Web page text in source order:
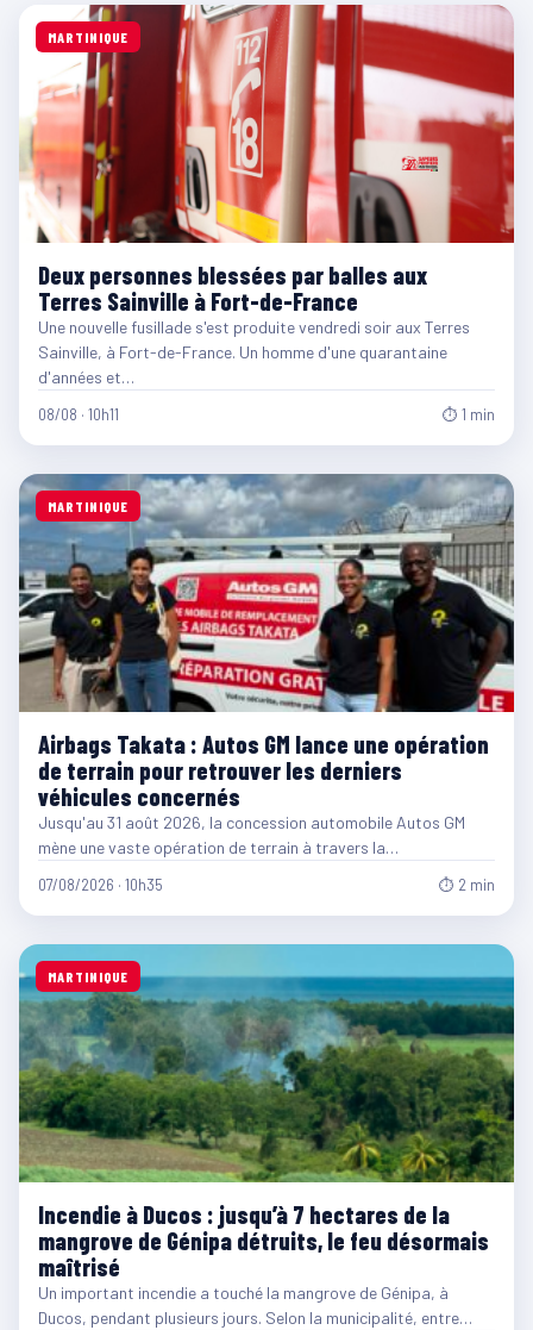
MARTINIQUE
Deux personnes blessées par balles aux
Terres Sainville à Fort-de-France
Une nouvelle fusillade s'est produite vendredi soir aux Terres
Sainville, à Fort-de-France. Un homme d'une quarantaine
d'années et…
08/08 · 10h11 ⏱ 1 min
MARTINIQUE
Airbags Takata : Autos GM lance une opération
de terrain pour retrouver les derniers
véhicules concernés
Jusqu'au 31 août 2026, la concession automobile Autos GM
mène une vaste opération de terrain à travers la…
07/08/2026 · 10h35 ⏱ 2 min
MARTINIQUE
Incendie à Ducos : jusqu’à 7 hectares de la
mangrove de Génipa détruits, le feu désormais
maîtrisé
Un important incendie a touché la mangrove de Génipa, à
Ducos, pendant plusieurs jours. Selon la municipalité, entre…